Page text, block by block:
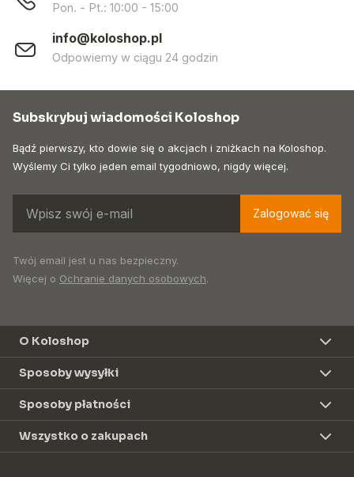
Pon. - Pt.: 10:00 - 15:00
info@koloshop.pl
Odpowiemy w ciągu 24 godzin
Subskrybuj wiadomości Koloshop
Bądź pierwszy, kto dowie się o akcjach i zniżkach na Koloshop.
Wyślemy Ci tylko jeden email tygodniowo, nigdy więcej.
Zalogować się
Twój email jest u nas bezpieczny.
Więcej o Ochranie danych osobowych.
O Koloshop
Sposoby wysyłki
Sposoby płatności
Wszystko o zakupach